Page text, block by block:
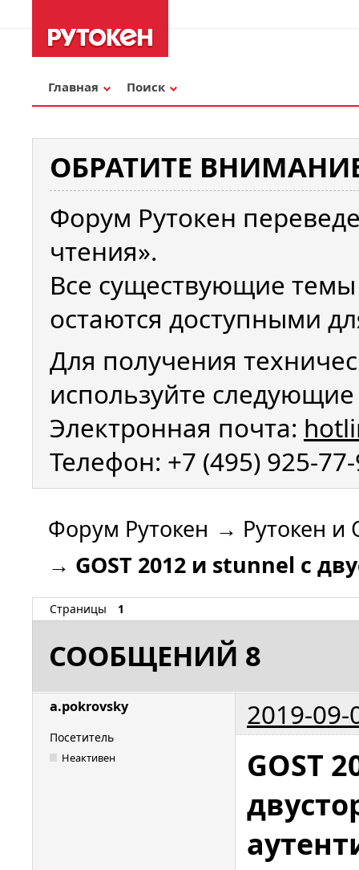
Главная Поиск
ОБРАТИТЕ
Форум Рутокен
чтения».
Все существующие
остаются доступными
Для получения
используйте
Электронная почта:
Телефон: +7 (495) 925-
Форум Рутокен → Рутокен и
→ GOST 2012 и stunnel с
Страницы 1
СООБЩЕНИЙ 8
a.pokrovsky 2019-09-
Посетитель
Неактивен
GOST